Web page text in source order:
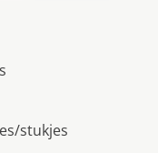
stukjes